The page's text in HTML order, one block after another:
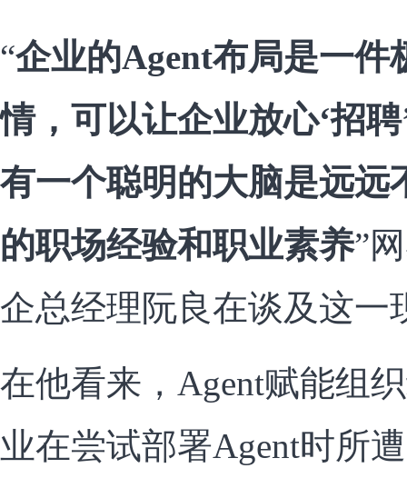
“企业的Agent布局是一件
情，可以让企业放心‘招
有一个聪明的大脑是远远
的职场经验和职业素养”
企总经理阮良在谈及这一
在他看来，Agent赋能组
业在尝试部署Agent时所